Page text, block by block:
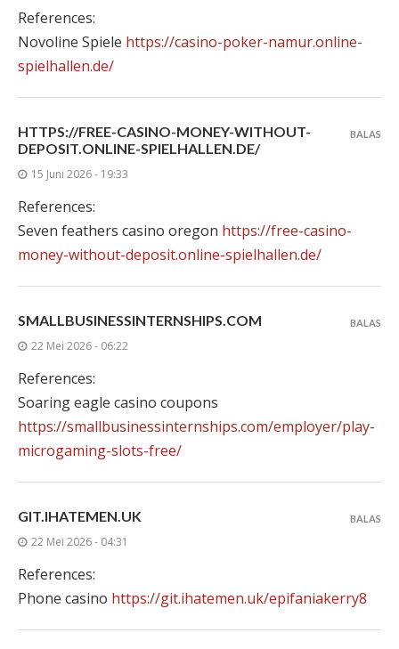
References:
Novoline Spiele https://casino-poker-namur.online-
spielhallen.de/
HTTPS://FREE-CASINO-MONEY-WITHOUT-
DEPOSIT.ONLINE-SPIELHALLEN.DE/
15 Juni 2026 - 19:33
References:
Seven feathers casino oregon https://free-casino-
money-without-deposit.online-spielhallen.de/
BALAS
SMALLBUSINESSINTERNSHIPS.COM
22 Mei 2026 - 06:22
References:
Soaring eagle casino coupons
https://smallbusinessinternships.com/employer/play-
microgaming-slots-free/
BALAS
GIT.IHATEMEN.UK
22 Mei 2026 - 04:31
References:
Phone casino https://git.ihatemen.uk/epifaniakerry8
BALAS